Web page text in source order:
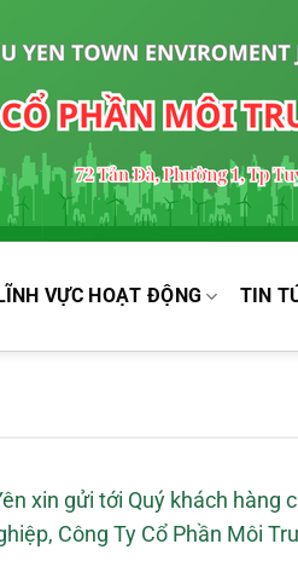
VỰC HOẠT ĐỘNG TIN
xin gửi tới Quý khách
Công Ty Cổ Phần Môi